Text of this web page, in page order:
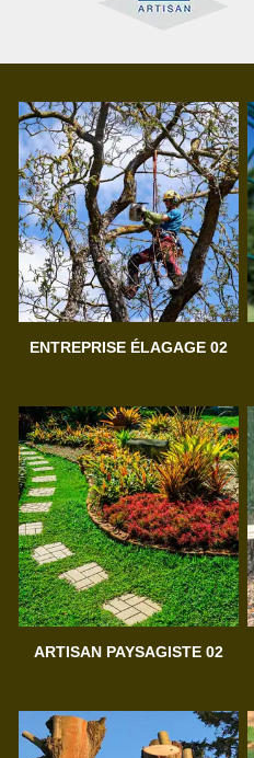
ENTREPRISE ÉLAGAGE 02
ARTISAN PAYSAGISTE 02